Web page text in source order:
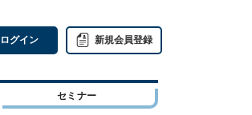
ログイン 新規会員登録
セミナー